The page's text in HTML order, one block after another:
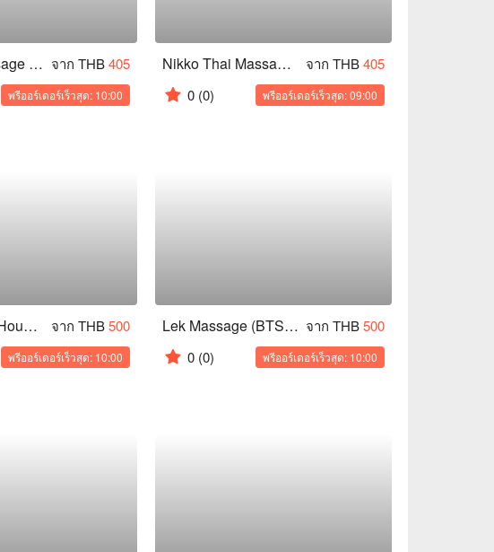
Lek Foot Massage (Siam Square) จาก THB405
พรีออร์เดอร์เร็วสุด: 10:00
Nikko Thai Massage 3 (Siam Square) จาก THB405
0 (0) พรีออร์เดอร์เร็วสุด: 09:00
Lek Massage House (BTS National Stadium) จาก THB500
พรีออร์เดอร์เร็วสุด: 10:00
Lek Massage (BTS Siam) จาก THB500
0 (0) พรีออร์เดอร์เร็วสุด: 10:00